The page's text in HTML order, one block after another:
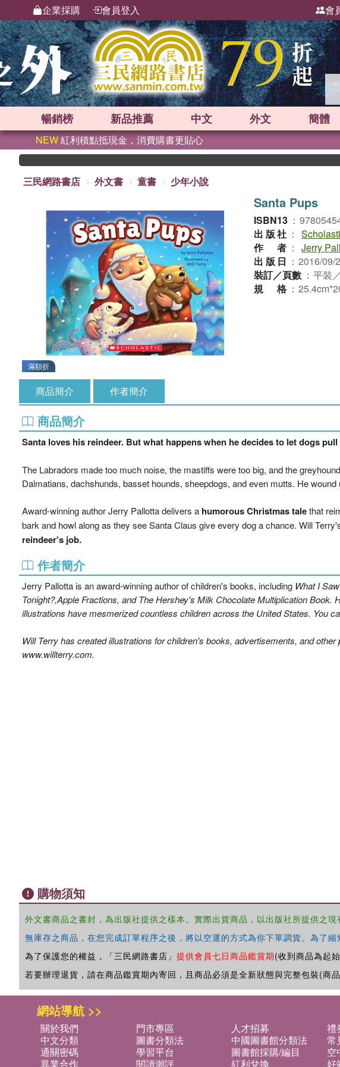
企業採購 會員登入 會
暢銷榜 新品推薦 中文 外文 簡體
NEW紅利積點抵現金，消費購書更貼心
三民網路書店
外文書 童書 少年小說
滿額折
Santa Pups
ISBN13 ：
出版社 ：
作者 ： Jerry
出版日 ： 2016/09/
裝訂／頁數 ： 平裝
規格 ：
商品簡介 作者簡介
商品簡介
Santa loves his reindeer. But what happens when he decides to let dogs
The Labradors made too much noise, the mastiffs were too big, and the
Dalmatians, dachshunds, basset hounds, sheepdogs, and even mutts. He
Award-winning author Jerry Pallotta delivers a humorous Christmas talethat
bark and howl along as they see Santa Claus give every dog a chance. Will
reindeer's job.
作者簡介
Jerry Pallotta is an award-winning author of children's books, including What I
Tonight?,Apple Fractions, andThe Hershey's Milk Chocolate Multiplication Book.
illustrations have mesmerized countless children across the United States. You
Will Terry has created illustrations for children's books, advertisements, and
www.willterry.com.
購物須知
外文書商品之書封，為出版社提供之樣本。實際出貨商品，以出版社所提供之
無庫存之商品，在您完成訂單程序之後，將以空運的方式為你下單調貨。為了
為了保護您的權益，「三民網路書店」 提供會員七日商品鑑賞期(收到商品為起始
若要辦理退貨，請在商品鑑賞期內寄回，且商品必須是全新狀態與完整包裝(商
網站導航 >>
關於我們 門市專區 人才招募 禮
中文分類
圖書分類法 中國圖書館分類法 常
通關密碼
學習平台 圖書館採購/編目 空
異業合作
閱讀潮評 紅利兌換 好